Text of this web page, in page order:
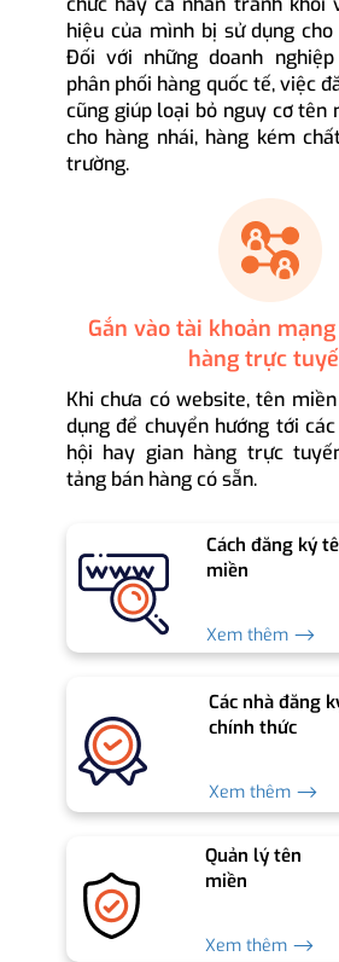
hiệu của mình bị sử dụng
Đối với những doanh
phân phối hàng quốc tế, việc
cũng giúp loại bỏ nguy cơ tên
cho hàng nhái, hàng kém
trường.
Gắn vào tài khoản
hàng trực
Khi chưa có website, tên
dụng để chuyển hướng tới
hội hay gian hàng trực
tảng bán hàng có sẵn.
Cách đăng ký
miền
Xem thêm ⟶
Các nhà đăng
chính thức
Xem thêm ⟶
Quản lý tên
miền
Xem thêm ⟶